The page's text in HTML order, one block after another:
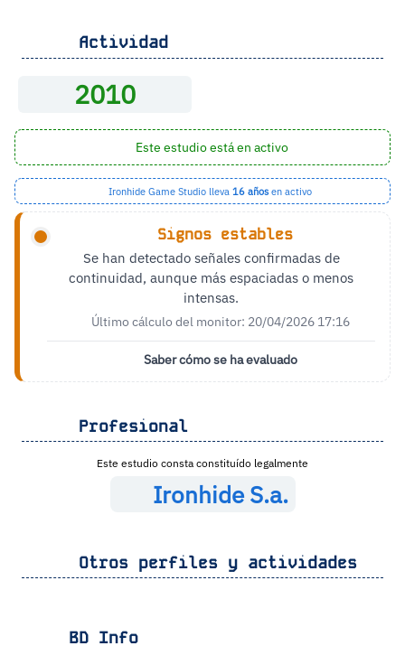
Actividad
2010
Este estudio está en activo
Ironhide Game Studio lleva 16 años en activo
Signos estables
Se han detectado señales confirmadas de
continuidad, aunque más espaciadas o menos
intensas.
Último cálculo del monitor: 20/04/2026 17:16
Saber cómo se ha evaluado
Profesional
Este estudio consta constituído legalmente
Ironhide S.a.
Otros perfiles y actividades
BD Info